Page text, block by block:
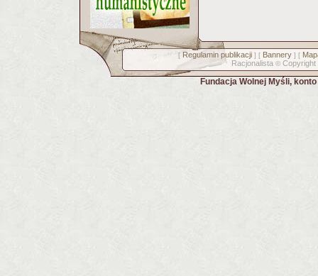
[ Regulamin publikacji] [ Bannery] [
Racjonalista © Copyright
Fundacja Wolnej Myśli,